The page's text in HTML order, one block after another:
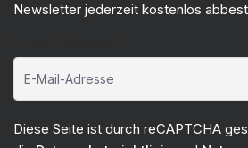
Newsletter jederzeit kostenlos
Diese Seite ist durch reCAPTCHA